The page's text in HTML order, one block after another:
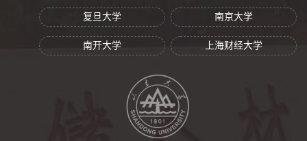
复旦大学 南京大学
南开大学 上海财经大学